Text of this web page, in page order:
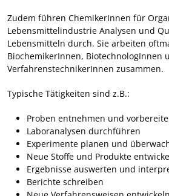
Zudem führen ChemikerInnen für
Lebensmittelindustrie Analysen und
Lebensmitteln durch. Sie arbeiten
BiochemikerInnen, BiotechnologInnen
VerfahrenstechnikerInnen zusammen.
Typische Tätigkeiten sind z.B.:
Proben entnehmen und
Laboranalysen durchführen
Experimente planen und
Neue Stoffe und Produkte
Ergebnisse auswerten und
Berichte schreiben